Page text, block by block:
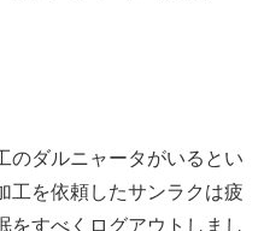
のダルニャータがいるとい
工を依頼したサンラクは疲
をすべくログアウトしまし